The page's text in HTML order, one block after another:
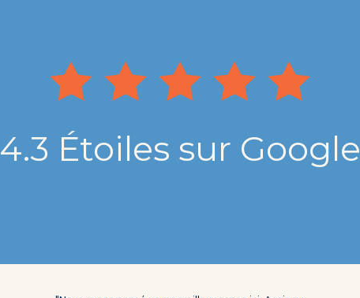
4.3 Étoiles sur Google